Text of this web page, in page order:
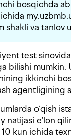
bosqichda
shakli va
test
bilishi mumkin.
ikkinchi
agentligining
o‘qish
natijasi e’lon
10 kun ichida